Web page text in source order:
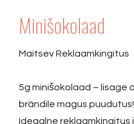
Minišokolaad
Maitsev Reklaamkingitus
5g minišokolaad – lisage
brändile magus puudutus!
Ideaalne reklaamkingitus